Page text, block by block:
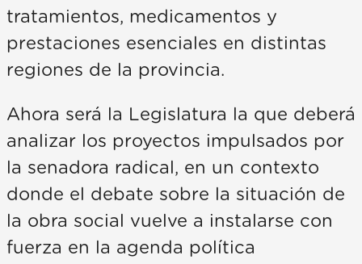
tratamientos, medicamentos y
prestaciones esenciales en distintas
regiones de la provincia.
Ahora será la Legislatura la que deberá
analizar los proyectos impulsados por
la senadora radical, en un contexto
donde el debate sobre la situación de
la obra social vuelve a instalarse con
fuerza en la agenda política